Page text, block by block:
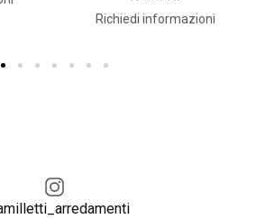
Richiedi informazioni